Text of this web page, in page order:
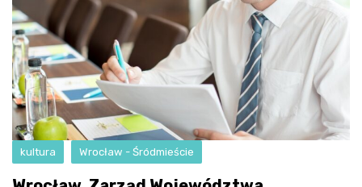
kultura Wrocław - Śródmieście